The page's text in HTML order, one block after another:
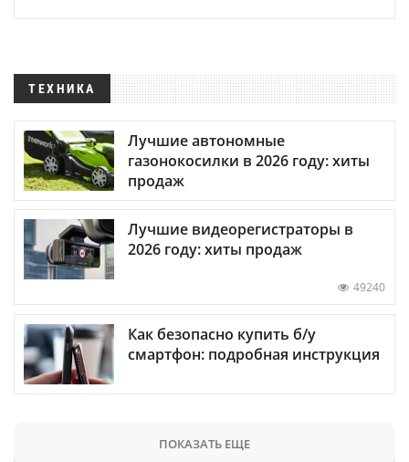
ТЕХНИКА
Лучшие автономные
газонокосилки в 2026 году: хиты
продаж
Лучшие видеорегистраторы в
2026 году: хиты продаж
49240
Как безопасно купить б/у
смартфон: подробная инструкция
ПОКАЗАТЬ ЕЩЕ